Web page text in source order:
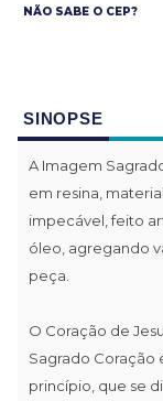
NÃO SABE O CEP?
SINOPSE
A Imagem
em resina,
impecável, feito
óleo, agregando
peça.
O Coração de
Sagrado Coração
princípio, que se